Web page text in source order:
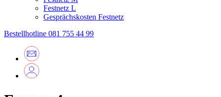
Festnetz L
Gesprächskosten Festnetz
Bestellhotline 081 755 44 99